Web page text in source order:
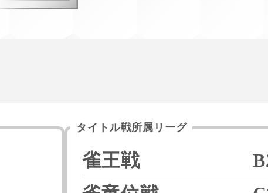
タイトル戦所属リーグ
雀王戦